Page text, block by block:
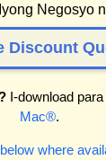
Negosyo
Discount
I-download
Mac®.
where